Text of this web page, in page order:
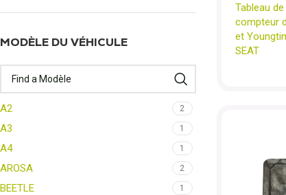
MODÈLE DU VÉHICULE
A2 2
A3 1
A4 1
AROSA 2
BEETLE 1
Tableau
compteur
et
SEAT